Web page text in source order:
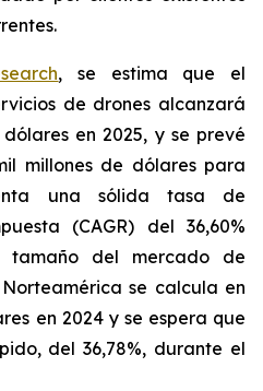
, se estima que el
de drones alcanzará
en 2025, y se prevé
millones de dólares para
una sólida tasa de
(CAGR) del 36,60%
tamaño del mercado de
se calcula en
en 2024 y se espera que
del 36,78%, durante el